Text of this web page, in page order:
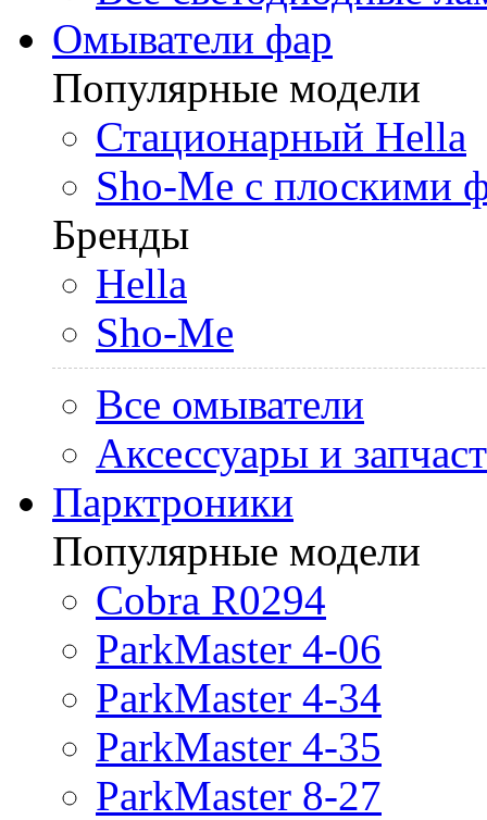
Омыватели фар
Популярные модели
Стационарный Hella
Sho-Me с плоскими
Бренды
Hella
Sho-Me
Все омыватели
Аксессуары и
Парктроники
Популярные модели
Cobra R0294
ParkMaster 4-06
ParkMaster 4-34
ParkMaster 4-35
ParkMaster 8-27